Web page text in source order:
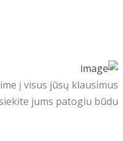
į visus jūsų klausimus
jums patogiu būdu